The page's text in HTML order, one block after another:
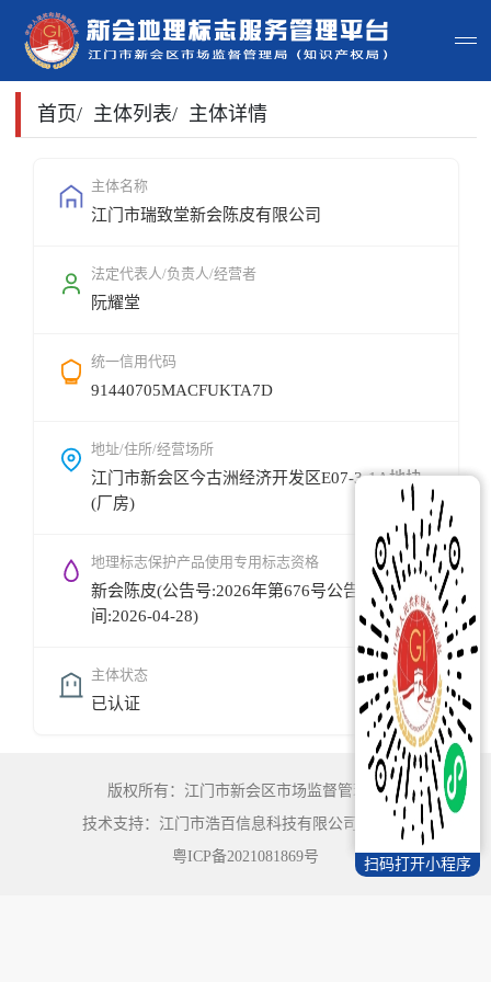
首页
政策法规
申请指南
地标地图
用户登录
首页/ 主体列表/ 主体详情
主体名称
江门市瑞致堂新会陈皮有限公司
法定代表人/负责人/经营者
阮耀堂
统一信用代码
91440705MACFUKTA7D
地址/住所/经营场所
江门市新会区今古洲经济开发区E07-3-1A地块
(厂房)
地理标志保护产品使用专用标志资格
新会陈皮(公告号:2026年第676号公告,公告时
间:2026-04-28)
主体状态
已认证
扫码打开小程序
版权所有：江门市新会区市场监督管理局
技术支持：江门市浩百信息科技有限公司
2022
粤ICP备2021081869号